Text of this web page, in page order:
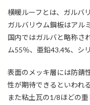
横暖ルーフとは、ガルバ
ガルバリウム鋼板はアル
国内ではガルバと略称さ
ム55％、亜鉛43.4%、シ
表面のメッキ層には防錆
性が期待できるといわれ
また粘土瓦の1/8ほどの